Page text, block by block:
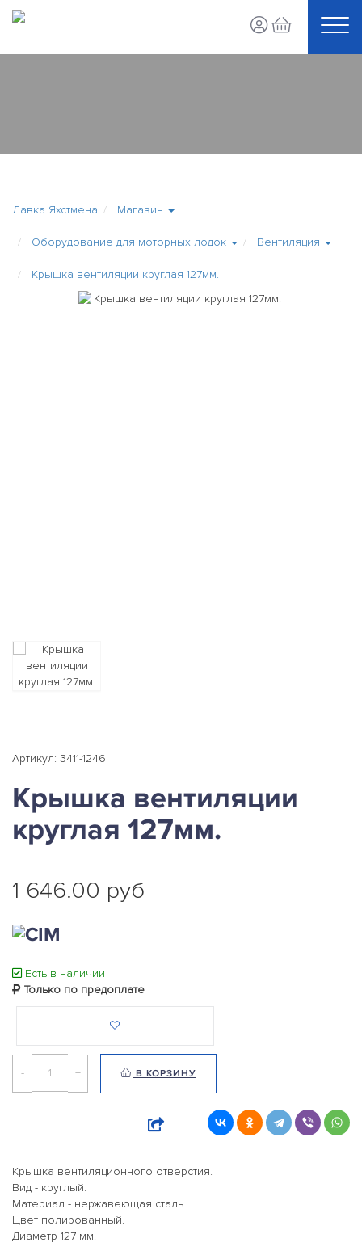
Лавка Яхстмена Магазин
Оборудование для моторных лодок Вентиляция
Крышка вентиляции круглая 127мм.
Артикул: 3411-1246
Крышка вентиляции
круглая 127мм.
1 646.00 руб
Есть в наличии
Только по предоплате
- + В КОРЗИНУ
Крышка вентиляционного отверстия.
Вид - круглый.
Материал - нержавеющая сталь.
Цвет полированный.
Диаметр 127 мм.